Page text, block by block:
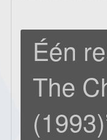
Één
The
(1993)